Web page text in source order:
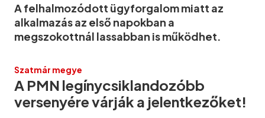
A felhalmozódott ügyforgalom miatt az
alkalmazás az első napokban a
megszokottnál lassabban is működhet.
Szatmár megye
A PMN legínycsiklandozóbb
versenyére várják a jelentkezőket!